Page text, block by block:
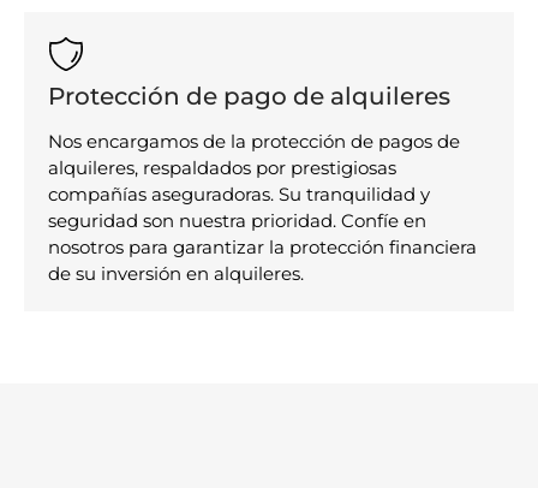
Protección de pago de alquileres
Nos encargamos de la protección de pagos de
alquileres, respaldados por prestigiosas
compañías aseguradoras. Su tranquilidad y
seguridad son nuestra prioridad. Confíe en
nosotros para garantizar la protección financiera
de su inversión en alquileres.